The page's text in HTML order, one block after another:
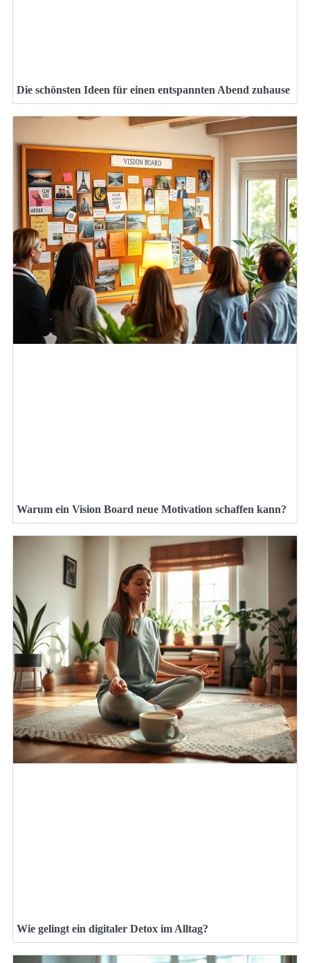
Die schönsten Ideen für einen entspannten Abend zuhause
Warum ein Vision Board neue Motivation schaffen kann?
Wie gelingt ein digitaler Detox im Alltag?